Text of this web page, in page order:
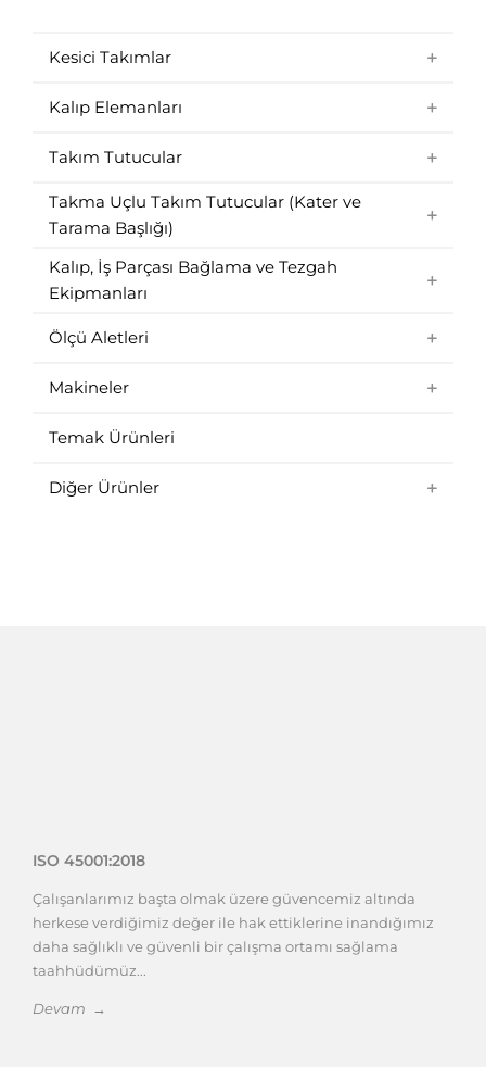
Kesici Takımlar
Kalıp Elemanları
Takım Tutucular
Takma Uçlu Takım Tutucular (Kater ve
Tarama Başlığı)
Kalıp, İş Parçası Bağlama ve Tezgah
Ekipmanları
Ölçü Aletleri
Makineler
Temak Ürünleri
Diğer Ürünler
ISO 45001:2018
Çalışanlarımız başta olmak üzere güvencemiz altında
herkese verdiğimiz değer ile hak ettiklerine inandığımız
daha sağlıklı ve güvenli bir çalışma ortamı sağlama
taahhüdümüz...
Devam →